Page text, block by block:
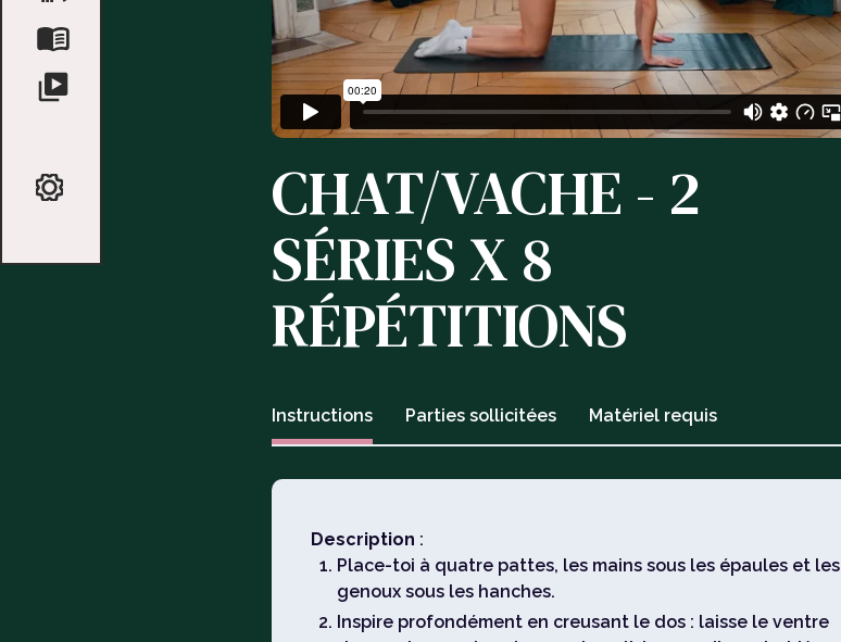
CHAT/VACHE - 2
SÉRIES X 8
RÉPÉTITIONS
Instructions Parties sollicitées Matériel requis
Description :
Place-toi à quatre pattes, les mains sous les épaules et les
genoux sous les hanches.
Inspire profondément en creusant le dos : laisse le ventre